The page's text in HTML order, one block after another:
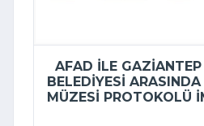
AFAD ILE GAZIANTEP
BELEDIYESI ARASINDA
MÜZESI PROTOKOLÜ